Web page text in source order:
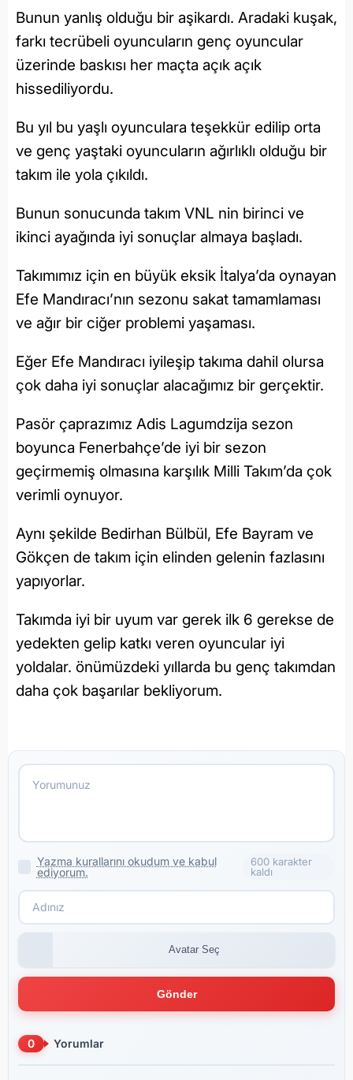
Bunun yanlış olduğu bir aşikardı. Aradaki kuşak,
farkı tecrübeli oyuncuların genç oyuncular
üzerinde baskısı her maçta açık açık
hissediliyordu.
Bu yıl bu yaşlı oyunculara teşekkür edilip orta
ve genç yaştaki oyuncuların ağırlıklı olduğu bir
takım ile yola çıkıldı.
Bunun sonucunda takım VNL nin birinci ve
ikinci ayağında iyi sonuçlar almaya başladı.
Takımımız için en büyük eksik İtalya’da oynayan
Efe Mandıracı’nın sezonu sakat tamamlaması
ve ağır bir ciğer problemi yaşaması.
Eğer Efe Mandıracı iyileşip takıma dahil olursa
çok daha iyi sonuçlar alacağımız bir gerçektir.
Pasör çaprazımız Adis Lagumdzija sezon
boyunca Fenerbahçe’de iyi bir sezon
geçirmemiş olmasına karşılık Milli Takım’da çok
verimli oynuyor.
Aynı şekilde Bedirhan Bülbül, Efe Bayram ve
Gökçen de takım için elinden gelenin fazlasını
yapıyorlar.
Takımda iyi bir uyum var gerek ilk 6 gerekse de
yedekten gelip katkı veren oyuncular iyi
yoldalar. önümüzdeki yıllarda bu genç takımdan
daha çok başarılar bekliyorum.
Yazma kurallarını okudum ve kabul
ediyorum.
600 karakter
kaldı
Avatar Seç
Gönder
0 Yorumlar